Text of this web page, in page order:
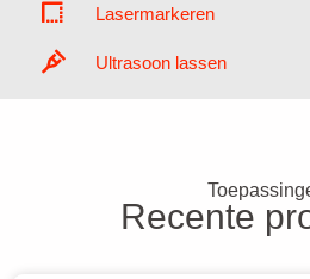
Lasermarkeren
Ultrasoon lassen
Recente